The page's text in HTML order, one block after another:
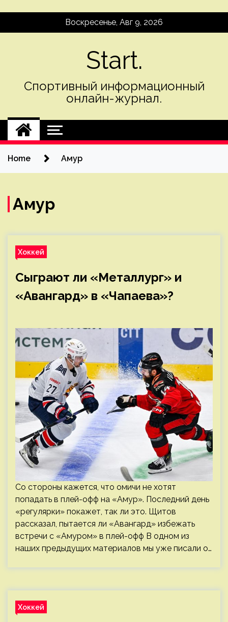
Воскресенье, Авг 9, 2026
Start.
Спортивный информационный
онлайн-журнал.
Home Амур
Амур
Хоккей
Сыграют ли «Металлург» и
«Авангард» в «Чапаева»?
Со стороны кажется, что омичи не хотят
попадать в плей-офф на «Амур». Последний день
«регулярки» покажет, так ли это. Щитов
рассказал, пытается ли «Авангард» избежать
встречи с «Амуром» в плей-офф В одном из
наших предыдущих материалов мы уже писали о…
Хоккей